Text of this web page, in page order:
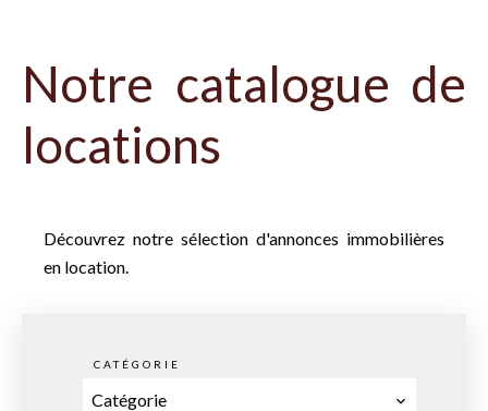
Notre catalogue de
locations
Découvrez notre sélection d'annonces immobilières
en location.
CATÉGORIE
Catégorie